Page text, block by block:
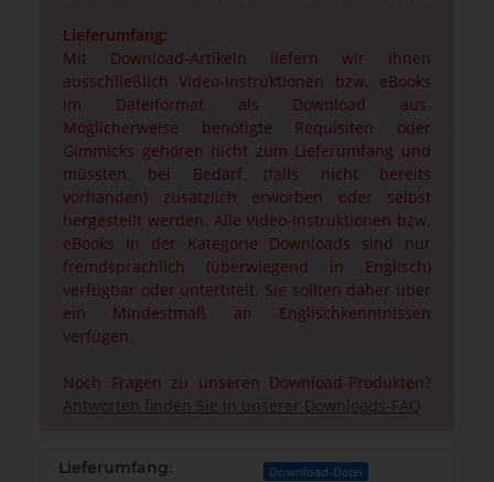
Lieferumfang:
Mit Download-Artikeln liefern wir Ihnen
ausschließlich Video-Instruktionen bzw. eBooks
im Dateiformat als Download aus.
Möglicherweise benötigte Requisiten oder
Gimmicks gehören nicht zum Lieferumfang und
müssten bei Bedarf (falls nicht bereits
vorhanden) zusätzlich erworben oder selbst
hergestellt werden. Alle Video-Instruktionen bzw.
eBooks in der Kategorie Downloads sind nur
fremdsprachlich (überwiegend in Englisch)
verfügbar oder untertitelt. Sie sollten daher über
ein Mindestmaß an Englischkenntnissen
verfügen.
Noch Fragen zu unseren Download-Produkten?
Antworten finden Sie in unserer Downloads-FAQ
Lieferumfang: Download-Datei